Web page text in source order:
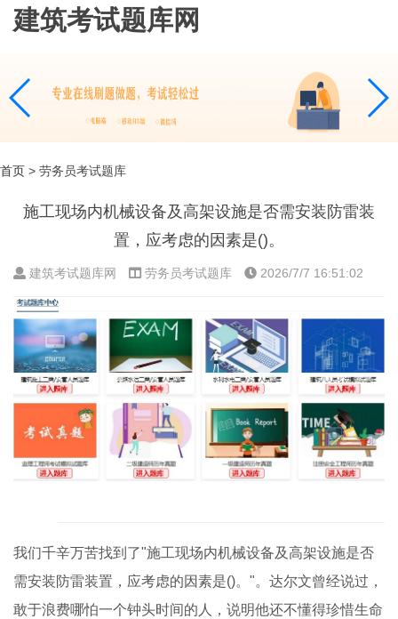
建筑考试题库网
首页 > 劳务员考试题库
施工现场内机械设备及高架设施是否需安装防雷装
置，应考虑的因素是()。
建筑考试题库网 劳务员考试题库 2026/7/7 16:51:02
我们千辛万苦找到了"施工现场内机械设备及高架设施是否
需安装防雷装置，应考虑的因素是()。"。达尔文曾经说过，
敢于浪费哪怕一个钟头时间的人，说明他还不懂得珍惜生命